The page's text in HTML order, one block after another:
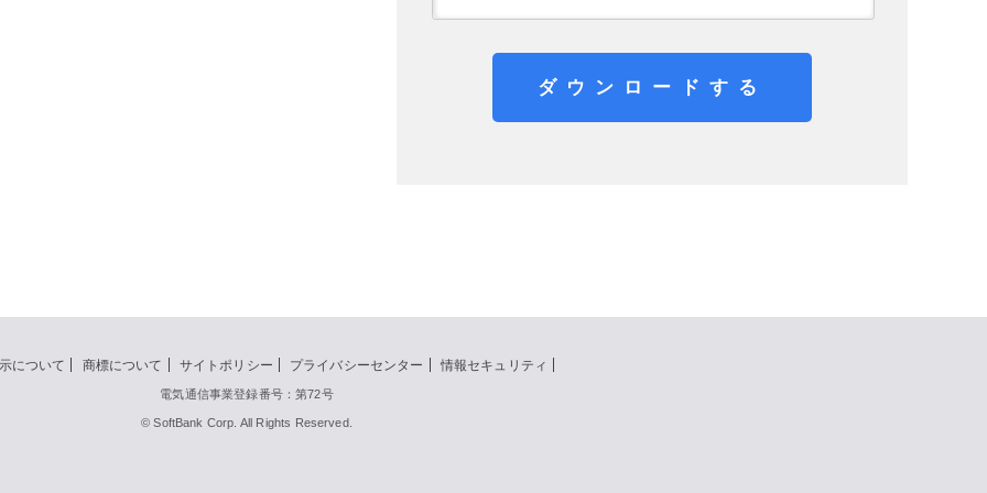
ダウンロードする
について 商標について サイトポリシー プライバシーセンター 情報セキュリティ
電気通信事業登録番号：第72号
© SoftBank Corp. All Rights Reserved.